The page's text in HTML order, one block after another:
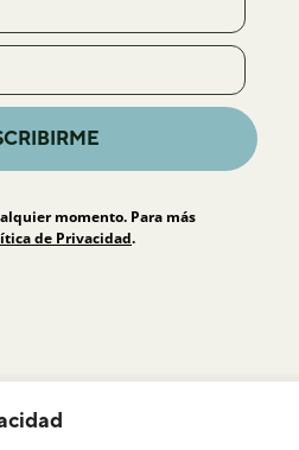
momento. Para más
de Privacidad.
de privacidad